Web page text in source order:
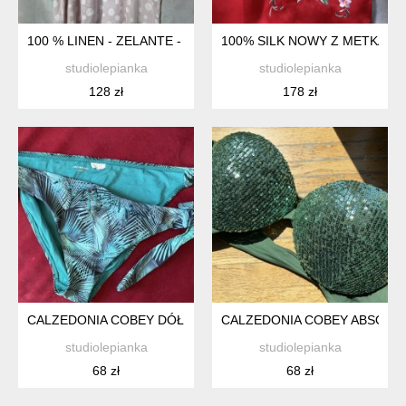
100 % LINEN - ZELANTE - PUDROWY RÓŻ GROSZKI
studiolepianka
128 zł
100% SILK NOWY Z
studiolepianka
178 zł
CALZEDONIA COBEY DÓŁ OD KOSTIUMU WIĄZANIA PO
studiolepianka
68 zł
CALZEDONIA COBEY
studiolepianka
68 zł